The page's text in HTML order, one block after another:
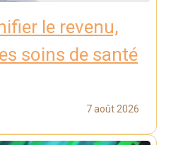
le revenu,
soins de santé
7 août 2026